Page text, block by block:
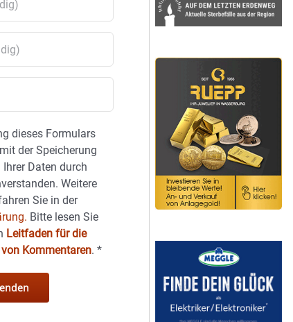
dieses Formulars
der Speicherung
Daten durch
Weitere
Sie in der
Bitte lesen Sie
Leitfaden für die
Kommentaren.*